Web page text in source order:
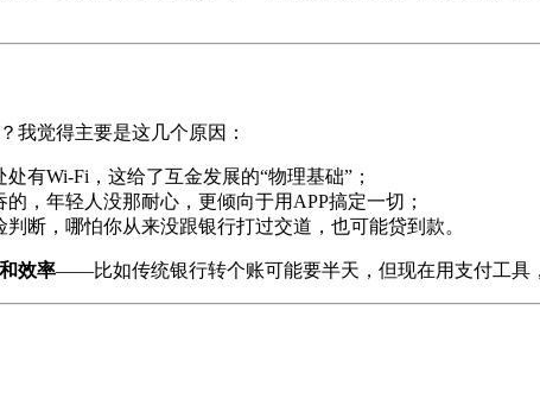
我觉得主要是这几个原因：
有Wi-Fi，这给了互金发展的“物理基础”；
，年轻人没那耐心，更倾向于用APP搞定一切；
断，哪怕你从来没跟银行打过交道，也可能贷到款。
效率——比如传统银行转个账可能要半天，但现在用支付工具